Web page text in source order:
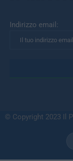
Indirizzo email:
© Copyright 2023 Il